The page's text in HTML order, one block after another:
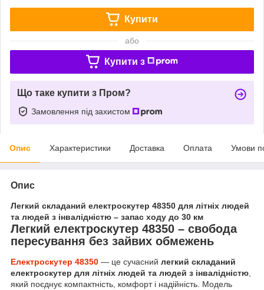
Купити
або
Купити з
Що таке купити з Пром?
Замовлення під захистом
Опис Характеристики Доставка Оплата Умови
Опис
Легкий складаний електроскутер 48350 для літніх людей
та людей з інвалідністю – запас ходу до 30 км
Легкий електроскутер 48350 – свобода
пересування без зайвих обмежень
Електроскутер 48350 — це сучасний легкий складаний
електроскутер для літніх людей та людей з інвалідністю,
який поєднує компактність, комфорт і надійність. Модель